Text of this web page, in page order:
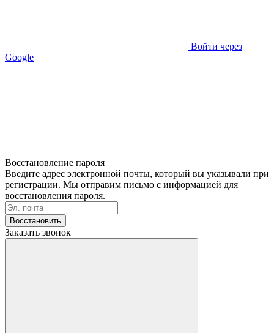
Войти через
Google
Восстановление пароля
Введите адрес электронной почты, который вы указывали при
регистрации. Мы отправим письмо с информацией для
восстановления пароля.
Восстановить
Заказать звонок